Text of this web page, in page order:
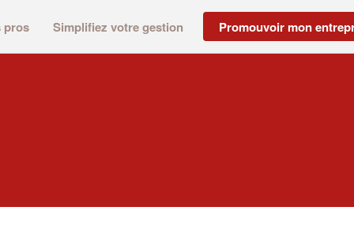
pros Simplifiez votre gestion Promouvoir mon